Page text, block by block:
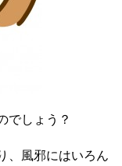
でしょう？
、風邪にはいろん